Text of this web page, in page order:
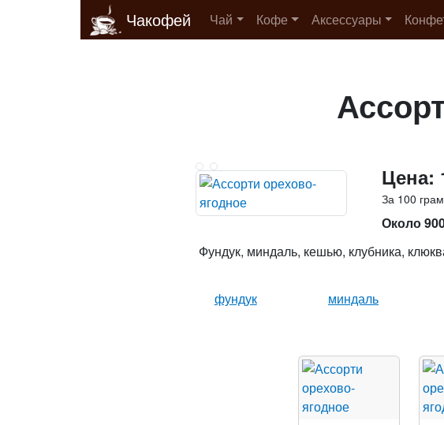
Чакофей Чай Кофе Аксессуары
Цена:
За 100
Около
Фундук, миндаль, кешью, клубника,
фундук миндаль